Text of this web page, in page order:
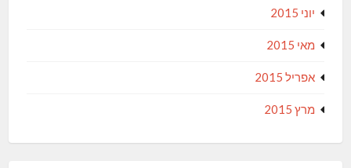
יוני 2015
מאי 2015
אפריל 2015
מרץ 2015